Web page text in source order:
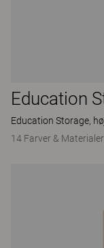
Education
Education Storage,
14 Farver & Materialer